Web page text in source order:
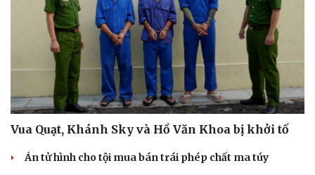
Vua Quạt, Khánh Sky và Hồ Văn Khoa bị khởi tố
Án tử hình cho tội mua bán trái phép chất ma túy